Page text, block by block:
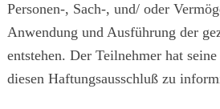
Personen-, Sach-, und/ oder
Anwendung und Ausführung der
entstehen. Der Teilnehmer hat
diesen Haftungsausschluß zu